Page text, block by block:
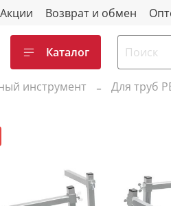
Акции Возврат и обмен
Каталог
инструмент Для труб